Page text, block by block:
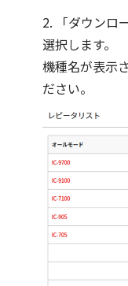
2. 「ダウンロ
選択します。
機種名が表示
ださい。